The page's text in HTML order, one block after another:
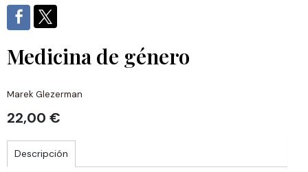
Medicina de género
Marek Glezerman
22,00 €
Descripción